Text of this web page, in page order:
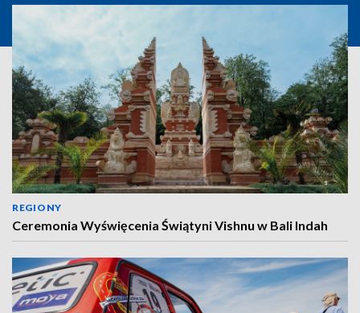
REGIONY
Ceremonia Wyświęcenia Świątyni Vishnu w Bali Indah